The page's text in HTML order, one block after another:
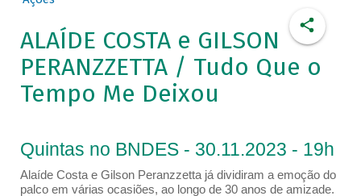
ALAÍDE COSTA e GILSON
PERANZZETTA / Tudo Que o
Tempo Me Deixou
Quintas no BNDES - 30.11.2023 - 19h
Alaíde Costa e Gilson Peranzzetta já dividiram a emoção do
palco em várias ocasiões, ao longo de 30 anos de amizade.